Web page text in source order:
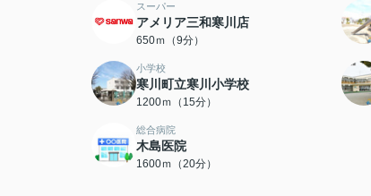
スーパー
アメリア三和寒川店
650ｍ（9分）
小学校
寒川町立寒川小学校
1200ｍ（15分）
総合病院
木島医院
1600ｍ（20分）